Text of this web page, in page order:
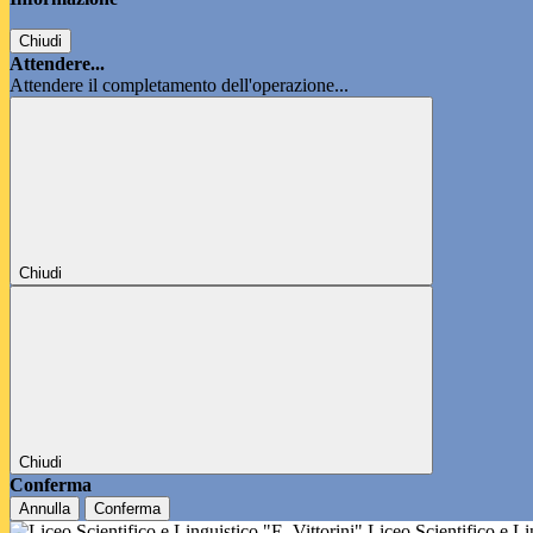
Chiudi
Attendere...
Attendere il completamento dell'operazione...
Chiudi
Chiudi
Conferma
Annulla Conferma